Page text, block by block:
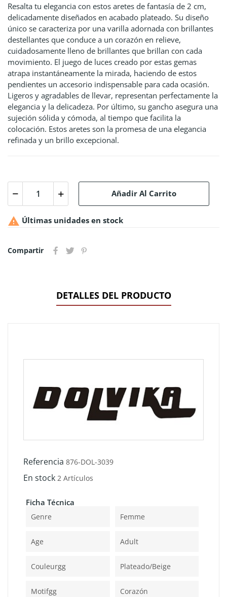
Resalta tu elegancia con estos aretes de fantasía de 2 cm,
delicadamente diseñados en acabado plateado. Su diseño
único se caracteriza por una varilla adornada con brillantes
destellantes que conduce a un corazón en relieve,
cuidadosamente lleno de brillantes que brillan con cada
movimiento. El juego de luces creado por estas gemas
atrapa instantáneamente la mirada, haciendo de estos
pendientes un accesorio indispensable para cada ocasión.
Ligeros y agradables de llevar, representan perfectamente la
elegancia y la delicadeza. Por último, su gancho asegura una
sujeción sólida y cómoda, al tiempo que facilita la
colocación. Estos aretes son la promesa de una elegancia
refinada y un brillo excepcional.
Añadir Al Carrito
 Últimas unidades en stock
Compartir
DETALLES DEL PRODUCTO
Referencia 876-DOL-3039
En stock 2 Artículos
Ficha Técnica
Genre Femme
Age Adult
Couleurgg Plateado/beige
Motifgg Corazón